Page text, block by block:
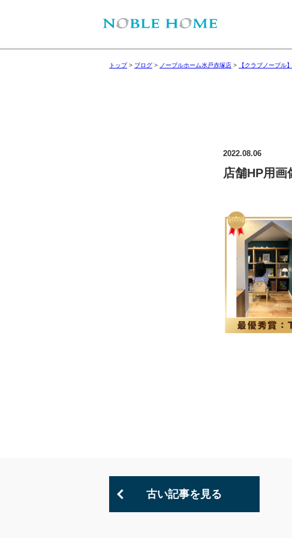
トップ> ブログ > ノーブルホーム水戸赤塚店 > 【クラブノーブル
2022.08.06
店舗HP用画
古い記事を見る